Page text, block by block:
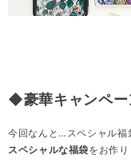
◆豪華キャンペー
今回なんと…スペシャル福
スペシャルな福袋をお作り